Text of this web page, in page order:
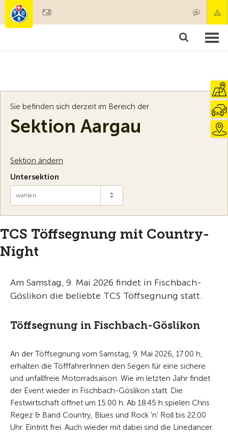
Mitgliedschaft & Leistungen
Sie befinden sich derzeit im Bereich der
Sektion Aargau
Sektion ändern
Untersektion
wählen
TCS Töffsegnung mit Country-
Night
Am Samstag, 9. Mai 2026 findet in Fischbach-
Göslikon die beliebte TCS Töffsegnung statt.
Töffsegnung in Fischbach-Göslikon
An der Töffsegnung vom Samstag, 9. Mai 2026, 17.00 h,
erhalten die TöfffahrerInnen den Segen für eine sichere
und unfallfreie Motorradsaison. Wie im letzten Jahr findet
der Event wieder in Fischbach-Göslikon statt. Die
Festwirtschaft öffnet um 15.00 h. Ab 18.45 h spielen Chris
Regez & Band Country, Blues und Rock 'n' Roll bis 22.00
Uhr. Eintritt frei. Auch wieder mit dabei sind die Linedancer.